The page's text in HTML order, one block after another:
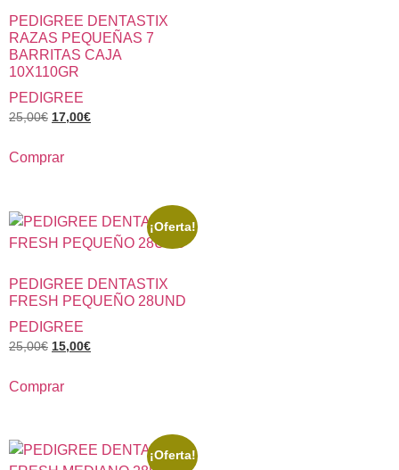
PEDIGREE DENTASTIX
RAZAS PEQUEÑAS 7
BARRITAS CAJA
10X110GR
PEDIGREE
25,00€ 17,00€
Comprar
¡Oferta!
PEDIGREE DENTASTIX
FRESH PEQUEÑO 28UND
PEDIGREE
25,00€ 15,00€
Comprar
¡Oferta!